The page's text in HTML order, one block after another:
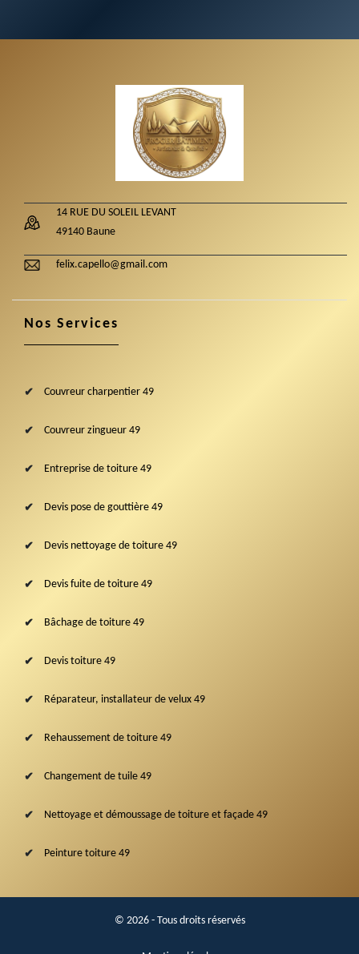
14 RUE DU SOLEIL LEVANT
49140 Baune
felix.capello@gmail.com
Nos Services
Couvreur charpentier 49
Couvreur zingueur 49
Entreprise de toiture 49
Devis pose de gouttière 49
Devis nettoyage de toiture 49
Devis fuite de toiture 49
Bâchage de toiture 49
Devis toiture 49
Réparateur, installateur de velux 49
Rehaussement de toiture 49
Changement de tuile 49
Nettoyage et démoussage de toiture et façade 49
Peinture toiture 49
© 2026 - Tous droits réservés